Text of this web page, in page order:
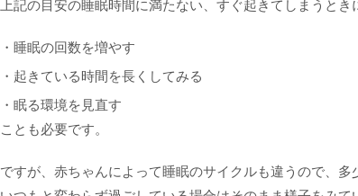
上記の目安の睡眠時間に満たない、すぐ起きてしまうとき
・睡眠の回数を増やす
・起きている時間を長くしてみる
・眠る環境を見直す
ことも必要です。
ですが、赤ちゃんによって睡眠のサイクルも違うので、多